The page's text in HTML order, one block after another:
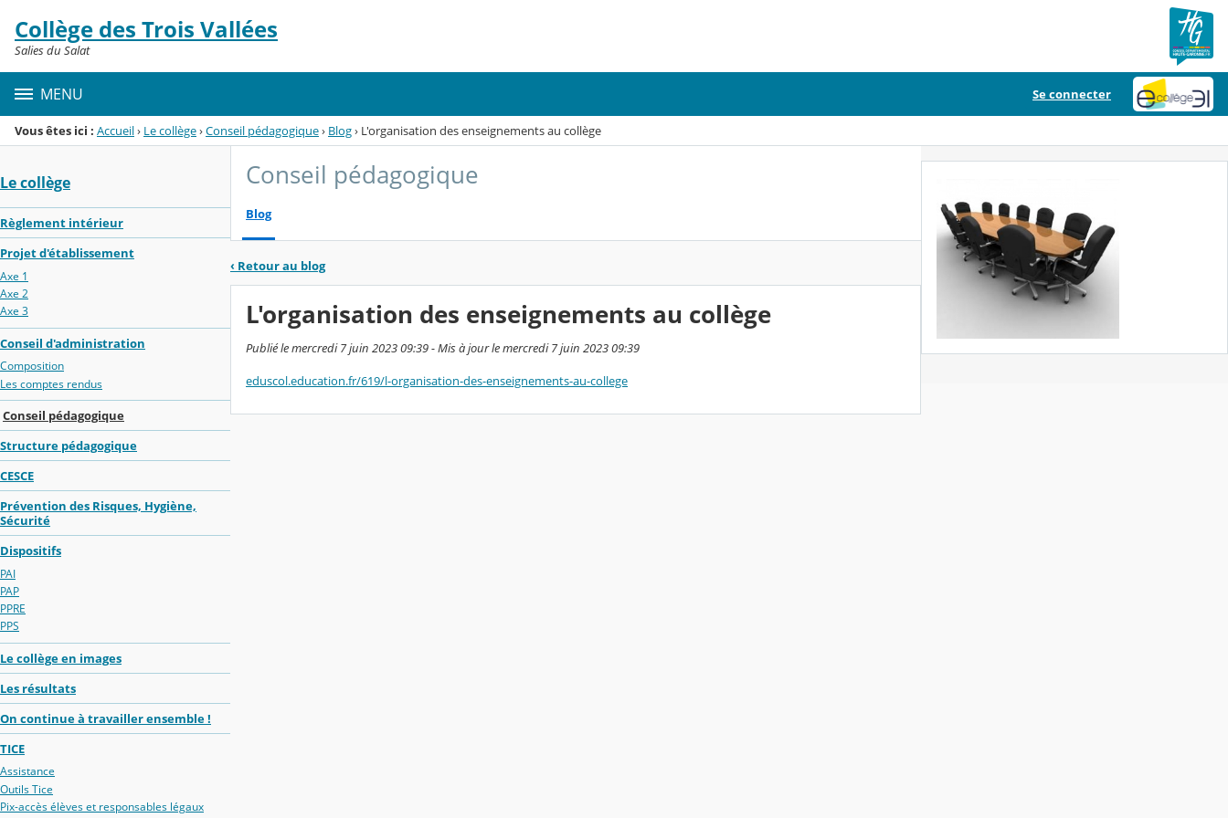
Menu de la rubrique
Contenu
Collège des Trois Vallées
Salies du Salat
MENU Se connecter
Vous êtes ici : Accueil› Le collège›Conseil pédagogique› Blog› L'organisation des enseignements au collège
Le collège
Règlement intérieur
Projet d'établissement
Axe 1
Axe 2
Axe 3
Conseil d'administration
Composition
Les comptes rendus
Conseil pédagogique
Structure pédagogique
CESCE
Prévention des Risques, Hygiène,
Sécurité
Dispositifs
PAI
PAP
PPRE
PPS
Le collège en images
Les résultats
On continue à travailler ensemble !
TICE
Assistance
Outils Tice
Pix-accès élèves et responsables légaux
Conseil pédagogique
Blog
‹ Retour au blog
L'organisation des enseignements au collège
Publié le mercredi 7 juin 2023 09:39 - Mis à jour le mercredi 7 juin 2023 09:39
eduscol.education.fr/619/l-organisation-des-enseignements-au-college